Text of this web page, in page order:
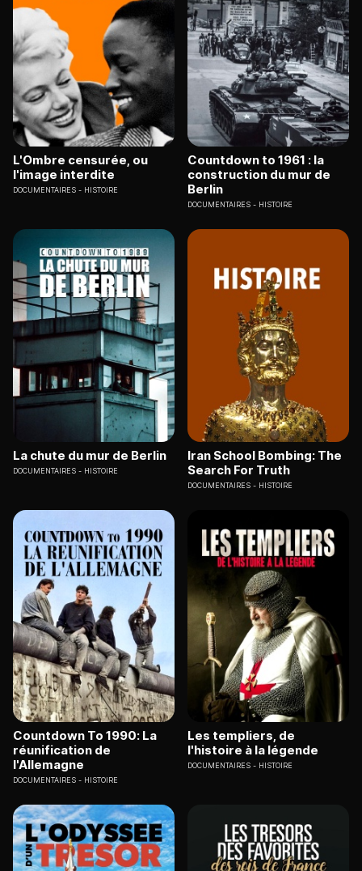
L'Ombre censurée, ou
l'image interdite
DOCUMENTAIRES HISTOIRE
Countdown to 1961 : la
construction du mur de
Berlin
DOCUMENTAIRES HISTOIRE
La chute du mur de Berlin
DOCUMENTAIRES HISTOIRE
Iran School Bombing: The
Search For Truth
DOCUMENTAIRES HISTOIRE
Countdown To 1990: La
réunification de
l'Allemagne
DOCUMENTAIRES HISTOIRE
Les templiers, de
l'histoire à la légende
DOCUMENTAIRES HISTOIRE